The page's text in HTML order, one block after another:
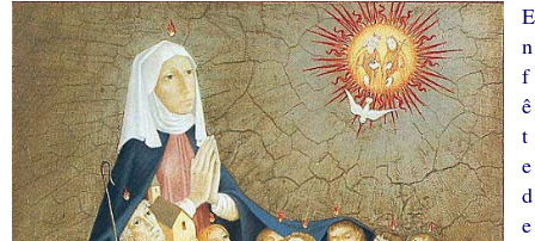
E
n
f
ê
t
e
d
e